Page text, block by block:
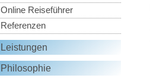
Online Reiseführer
Referenzen
Leistungen
Philosophie